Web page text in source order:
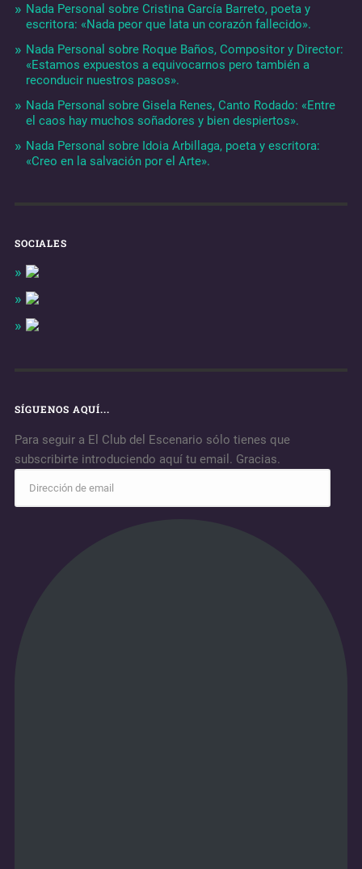
Nada Personal sobre Cristina García Barreto, poeta y
escritora: «Nada peor que lata un corazón fallecido».
Nada Personal sobre Roque Baños, Compositor y Director:
«Estamos expuestos a equivocarnos pero también a
reconducir nuestros pasos».
Nada Personal sobre Gisela Renes, Canto Rodado: «Entre
el caos hay muchos soñadores y bien despiertos».
Nada Personal sobre Idoia Arbillaga, poeta y escritora:
«Creo en la salvación por el Arte».
SOCIALES
SÍGUENOS AQUÍ...
Para seguir a El Club del Escenario sólo tienes que
subscribirte introduciendo aquí tu email. Gracias.